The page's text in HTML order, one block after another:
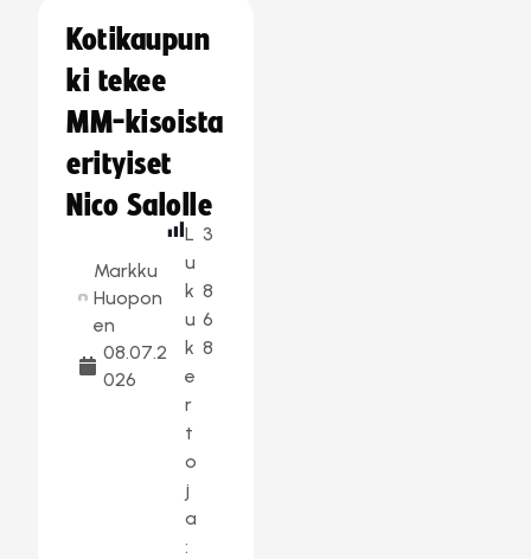
Kotikaupun
ki tekee
MM-kisoista
erityiset
Nico Salolle
Markku
Huopon
en
08.07.2
026
L
u
k
u
k
e
r
t
o
j
a
:
3
8
6
8